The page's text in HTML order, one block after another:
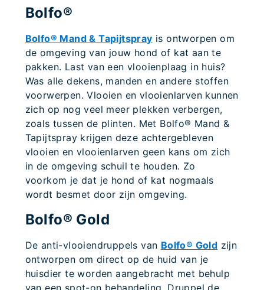
Bolfo®
Bolfo® Mand & Tapijtspray is ontworpen om
de omgeving van jouw hond of kat aan te
pakken. Last van een vlooienplaag in huis?
Was alle dekens, manden en andere stoffen
voorwerpen. Vlooien en vlooienlarven kunnen
zich op nog veel meer plekken verbergen,
zoals tussen de plinten. Met Bolfo® Mand &
Tapijtspray krijgen deze achtergebleven
vlooien en vlooienlarven geen kans om zich
in de omgeving schuil te houden. Zo
voorkom je dat je hond of kat nogmaals
wordt besmet door zijn omgeving.
Bolfo® Gold
De anti-vlooiendruppels van Bolfo® Gold zijn
ontworpen om direct op de huid van je
huisdier te worden aangebracht met behulp
van een spot-on behandeling. Druppel de